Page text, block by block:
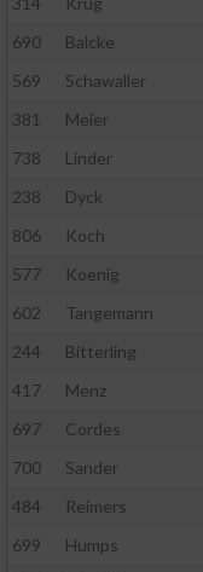
690
Balcke
569
Schawaller
381
Meier
738
Linder
238
Dyck
806
Koch
577
Koenig
602
Tangemann
244
Bitterling
417
Menz
697
Cordes
700
Sander
484
Reimers
699
Humps